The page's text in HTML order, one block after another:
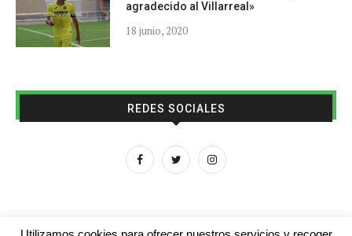
agradecido al Villarreal»
18 junio, 2020
REDES SOCIALES